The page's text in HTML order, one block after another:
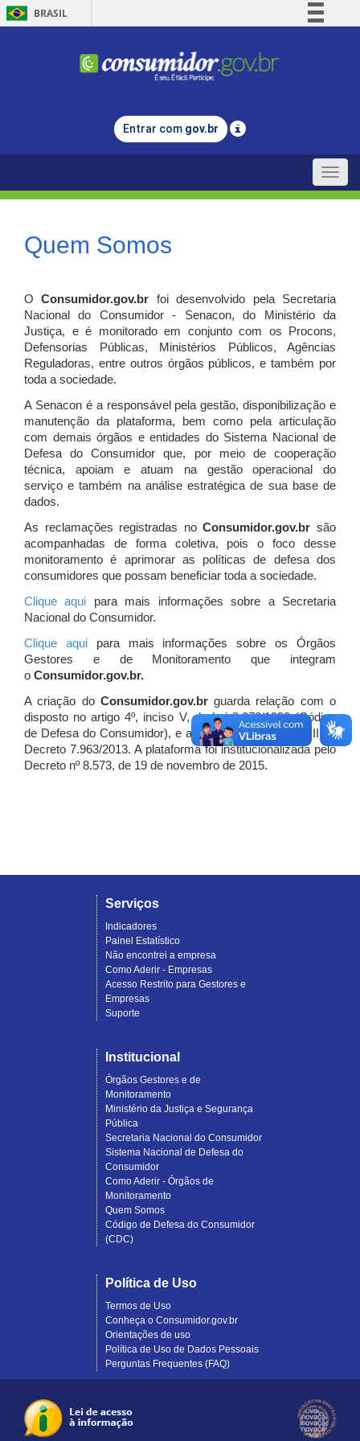
BRASIL
Comunica BR
Legislação
Entrar com gov.br
Toggle
Quem Somos
OConsumidor.gov.br
foi desenvolvido pela Secretaria
Nacional do Consumidor - Senacon, do Ministério da
Justiça, e é monitorado em conjunto com os Procons,
Defensorias Públicas, Ministérios Públicos, Agências
Reguladoras, entre outros órgãos públicos, e também por
toda a sociedade.
A Senacon é a responsável pela gestão, disponibilização e
manutenção da plataforma, bem como pela articulação
com demais órgãos e entidades do Sistema Nacional de
Defesa do Consumidor que, por meio de cooperação
técnica, apoiam e atuam na gestão operacional do
serviço e também na análise estratégica de sua base de
dados.
As reclamações registradas noConsumidor.gov.br são
acompanhadas de forma coletiva, pois o foco desse
monitoramento é aprimorar as políticas de defesa dos
consumidores que possam beneficiar toda a sociedade.
Clique aqui para mais informações sobre a Secretaria
Nacional do Consumidor.
Clique aquipara mais informações sobre os Órgãos
Gestores e de Monitoramento que integram
o Consumidor.gov.br.
A criação do Consumidor.gov.brguarda relação com o
disposto no artigo 4º, inciso V, da Lei 8.078/1990 (Código
de Defesa do Consumidor), e artigo 7º, incisos I, II e III do
Decreto 7.963/2013. A plataforma foi institucionalizada pelo
Decreto nº 8.573, de 19 de novembro de 2015.
Serviços
Indicadores
Painel Estatístico
Não encontrei a empresa
Como Aderir - Empresas
Acesso Restrito para Gestores e
Empresas
Suporte
Institucional
Órgãos Gestores e de
Monitoramento
Ministério da Justiça e Segurança
Pública
Secretaria Nacional do Consumidor
Sistema Nacional de Defesa do
Consumidor
Como Aderir - Órgãos de
Monitoramento
Quem Somos
Código de Defesa do Consumidor
(CDC)
Política de Uso
Termos de Uso
Conheça o Consumidor.gov.br
Orientações de uso
Política de Uso de Dados Pessoais
Perguntas Frequentes (FAQ)